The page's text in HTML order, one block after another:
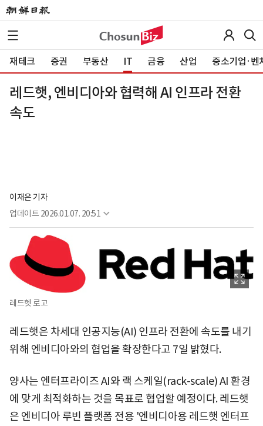
재테크 증권 부동산 IT 금융 산업 중소기업·벤
레드햇, 엔비디아와 협력해 AI 인프라 전환
속도
이재은 기자
업데이트 2026.01.07. 20:51
레드헷 로고
레드햇은 차세대 인공지능(AI) 인프라 전환에 속도를 내기
위해 엔비디아와의 협업을 확장한다고 7일 밝혔다.
양사는 엔터프라이즈 AI와 랙 스케일(rack-scale) AI 환경
에 맞게 최적화하는 것을 목표로 협업할 예정이다. 레드햇
은 엔비디아 루빈 플랫폼 전용 '엔비디아용 레드햇 엔터프